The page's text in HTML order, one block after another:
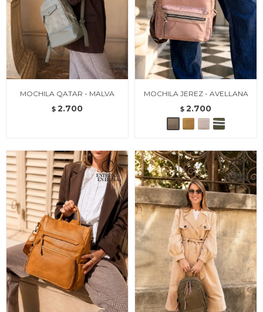
MOCHILA QATAR - MALVA
$ 2.700
MOCHILA JEREZ - AVELLANA
$ 2.700